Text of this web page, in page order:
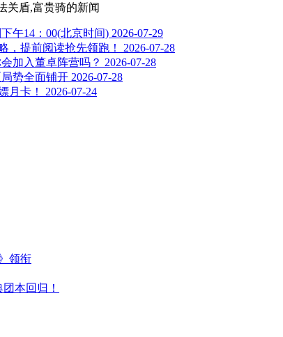
关盾,富贵骑的新闻
午14：00(北京时间) 2026-07-29
，提前阅读抢先领跑！
2026-07-28
加入董卓阵营吗？ 2026-07-28
势全面铺开 2026-07-28
月卡！
2026-07-24
领衔
本回归！